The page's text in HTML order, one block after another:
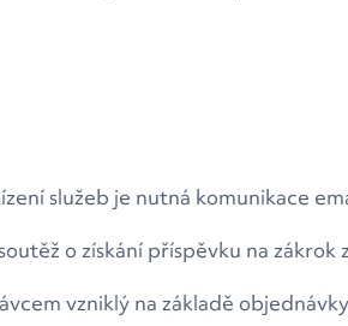
služeb je nutná komunikace
o získání příspěvku na
vzniklý na základě